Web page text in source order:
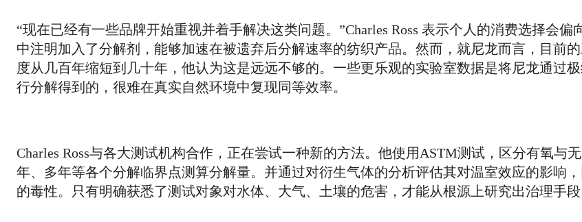
“现在已经有一些品牌开始重视并着手解决这类问题。”Charles Ross 表示个人的消费选择会偏
中注明加入了分解剂，能够加速在被遗弃后分解速率的纺织产品。然而，就尼龙而言，目前
度从几百年缩短到几十年，他认为这是远远不够的。一些更乐观的实验室数据是将尼龙通过
行分解得到的，很难在真实自然环境中复现同等效率。
Charles Ross与各大测试机构合作，正在尝试一种新的方法。他使用ASTM测试，区分有氧与
年、多年等各个分解临界点测算分解量。并通过对衍生气体的分析评估其对温室效应的影响
的毒性。只有明确获悉了测试对象对水体、大气、土壤的危害，才能从根源上研究出治理手段